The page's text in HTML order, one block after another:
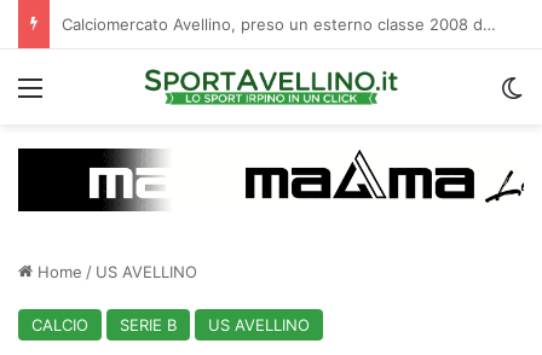
Aiello: “Arrivo di Marina legato alle uscite, preso giovani con 4-5 anni di B e C alle spalle”. E sul trequartista…
Menu
Home / US AVELLINO
CALCIO SERIE B US AVELLINO